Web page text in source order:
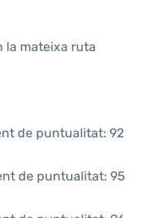
la mateixa ruta
de puntualitat: 92
de puntualitat: 95